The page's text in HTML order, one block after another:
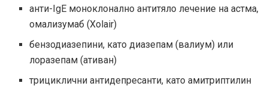
анти-IgE моноклонално антитяло лечение на астма,
омализумаб (Xolair)
бензодиазепини, като диазепам (валиум) или
лоразепам (ативан)
трициклични антидепресанти, като амитриптилин